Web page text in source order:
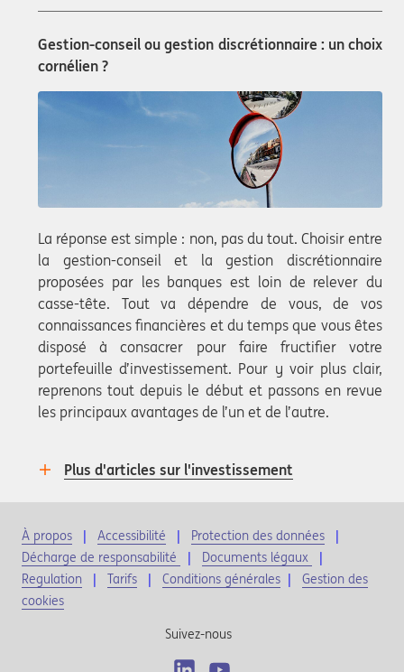
Gestion-conseil ou gestion discrétionnaire : un choix
cornélien ?
La réponse est simple : non, pas du tout. Choisir entre
la gestion-conseil et la gestion discrétionnaire
proposées par les banques est loin de relever du
casse-tête. Tout va dépendre de vous, de vos
connaissances financières et du temps que vous êtes
disposé à consacrer pour faire fructifier votre
portefeuille d’investissement. Pour y voir plus clair,
reprenons tout depuis le début et passons en revue
les principaux avantages de l’un et de l’autre.
Plus d'articles sur l'investissement
À propos Accessibilité
Protection des données
Décharge de responsabilité
Documents légaux
Regulation
Tarifs Conditions générales | Gestion des
cookies
Suivez-nous